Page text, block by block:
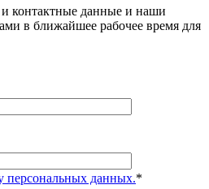
контактные данные и наши
в ближайшее рабочее время для
персональных данных.*